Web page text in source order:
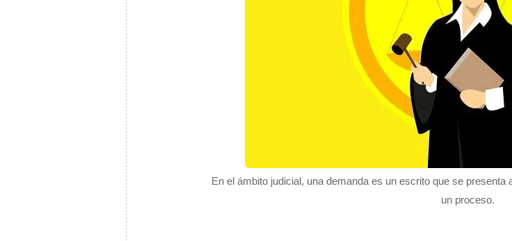
En el ámbito judicial, una demanda es un escrito que se
un proceso.